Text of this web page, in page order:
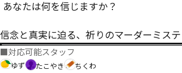
―― あなたは何を信じますか？
信念と真実に迫る、祈りのマーダーミステ
■対応可能スタッフ
ゆず たこやき ちくわ